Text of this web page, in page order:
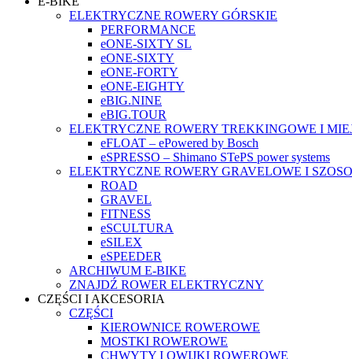
ELEKTRYCZNE ROWERY GÓRSKIE
PERFORMANCE
eONE-SIXTY SL
eONE-SIXTY
eONE-FORTY
eONE-EIGHTY
eBIG.NINE
eBIG.TOUR
ELEKTRYCZNE ROWERY TREKKINGOWE I
eFLOAT – ePowered by Bosch
eSPRESSO – Shimano STePS power systems
ELEKTRYCZNE ROWERY GRAVELOWE I
ROAD
GRAVEL
FITNESS
eSCULTURA
eSILEX
eSPEEDER
ARCHIWUM E-BIKE
ZNAJDŹ ROWER ELEKTRYCZNY
CZĘŚCI I AKCESORIA
CZĘŚCI
KIEROWNICE ROWEROWE
MOSTKI ROWEROWE
CHWYTY I OWIJKI ROWEROWE